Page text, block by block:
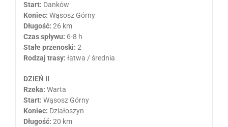
Start: Danków
Koniec: Wąsosz Górny
Długość: 26 km
Czas spływu: 6-8 h
Stałe przenoski: 2
Rodzaj trasy: łatwa / średnia
DZIEŃ II
Rzeka: Warta
Start: Wąsosz Górny
Koniec: Działoszyn
Długość: 20 km